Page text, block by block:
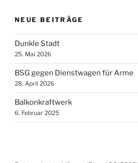
NEUE BEITRÄGE
Dunkle Stadt
25. Mai 2026
BSG gegen Dienstwagen für Arme
28. April 2026
Balkonkraftwerk
6. Februar 2025